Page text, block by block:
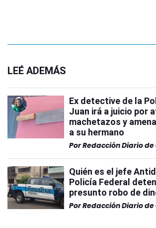
LEÉ ADEMÁS
Ex detective de la
Juan irá a juicio por
machetazos y
a su hermano
PorRedacción Diario de
Quién es el jefe
Policía Federal
presunto robo de
PorRedacción Diario de